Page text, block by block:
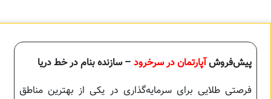
پیش‌فروشآپارتمان در سرخرود – سازنده بنام در خط دریا
فرصتی طلایی برای سرمایه‌گذاری در یکی از بهترین مناطق